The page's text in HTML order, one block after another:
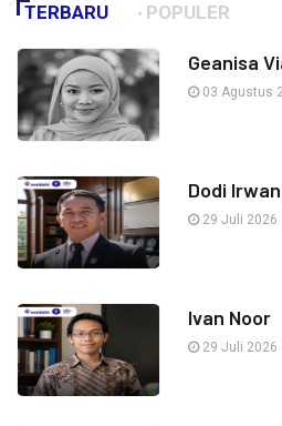
TERBARU POPULER
Geanisa
03 Agustus
Dodi
29 Juli 2026
Ivan Noor
29 Juli 2026